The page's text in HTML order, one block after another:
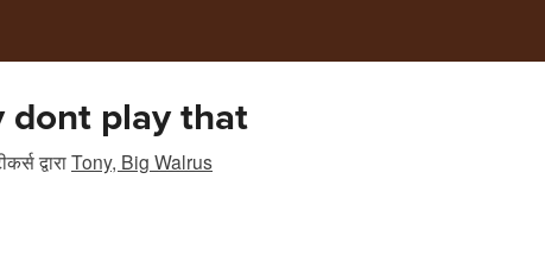
dont play that
द्वाराTony, Big Walrus